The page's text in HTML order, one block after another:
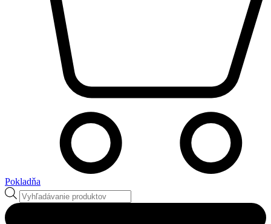
Pokladňa
Products
search